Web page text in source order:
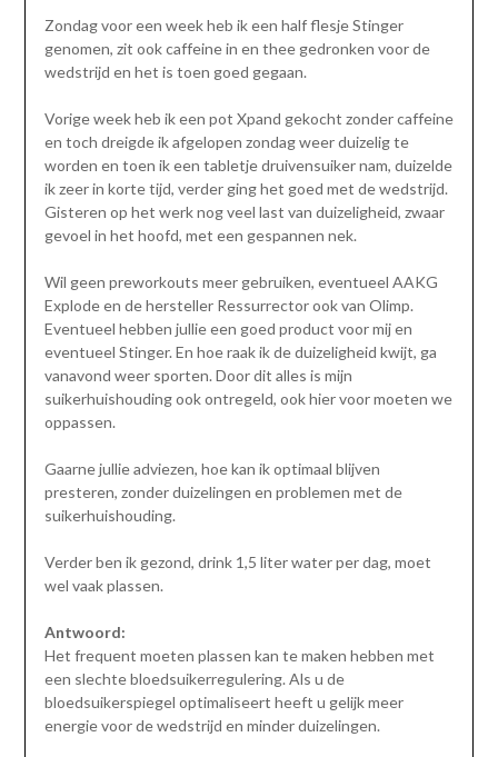
Zondag voor een week heb ik een half flesje Stinger
genomen, zit ook caffeine in en thee gedronken voor de
wedstrijd en het is toen goed gegaan.
Vorige week heb ik een pot Xpand gekocht zonder caffeine
en toch dreigde ik afgelopen zondag weer duizelig te
worden en toen ik een tabletje druivensuiker nam, duizelde
ik zeer in korte tijd, verder ging het goed met de wedstrijd.
Gisteren op het werk nog veel last van duizeligheid, zwaar
gevoel in het hoofd, met een gespannen nek.
Wil geen preworkouts meer gebruiken, eventueel AAKG
Explode en de hersteller Ressurrector ook van Olimp.
Eventueel hebben jullie een goed product voor mij en
eventueel Stinger. En hoe raak ik de duizeligheid kwijt, ga
vanavond weer sporten. Door dit alles is mijn
suikerhuishouding ook ontregeld, ook hier voor moeten we
oppassen.
Gaarne jullie adviezen, hoe kan ik optimaal blijven
presteren, zonder duizelingen en problemen met de
suikerhuishouding.
Verder ben ik gezond, drink 1,5 liter water per dag, moet
wel vaak plassen.
Antwoord:
Het frequent moeten plassen kan te maken hebben met
een slechte bloedsuikerregulering. Als u de
bloedsuikerspiegel optimaliseert heeft u gelijk meer
energie voor de wedstrijd en minder duizelingen.